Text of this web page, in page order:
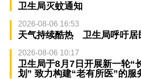
卫生局灭蚊通知
2026-08-06 16:53
天气持续酷热 卫生局呼吁居
2026-08-06 10:17
卫生局于8月7日开展新一轮“
划” 致力构建“老有所医”的服